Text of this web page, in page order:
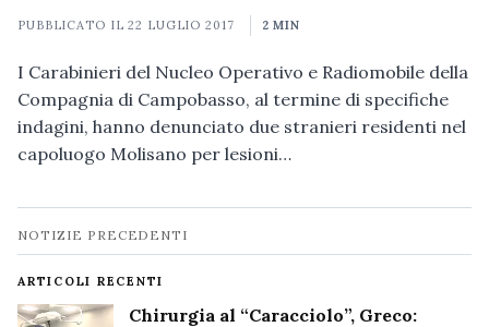
PUBBLICATO IL22 LUGLIO 2017 2 MIN
I Carabinieri del Nucleo Operativo e Radiomobile della
Compagnia di Campobasso, al termine di specifiche
indagini, hanno denunciato due stranieri residenti nel
capoluogo Molisano per lesioni…
Navigazione
notizie
NOTIZIE PRECEDENTI
ARTICOLI RECENTI
Chirurgia al “Caracciolo”, Greco: